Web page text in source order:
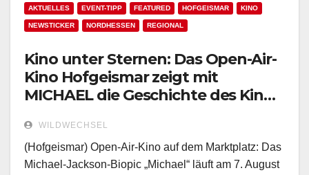
AKTUELLES EVENT-TIPP FEATURED HOFGEISMAR KINO
NEWSTICKER NORDHESSEN REGIONAL
Kino unter Sternen: Das Open-Air-
Kino Hofgeismar zeigt mit
MICHAEL die Geschichte des King
WILDWECHSEL
(Hofgeismar) Open-Air-Kino auf dem Marktplatz: Das
Michael-Jackson-Biopic „Michael“ läuft am 7. August